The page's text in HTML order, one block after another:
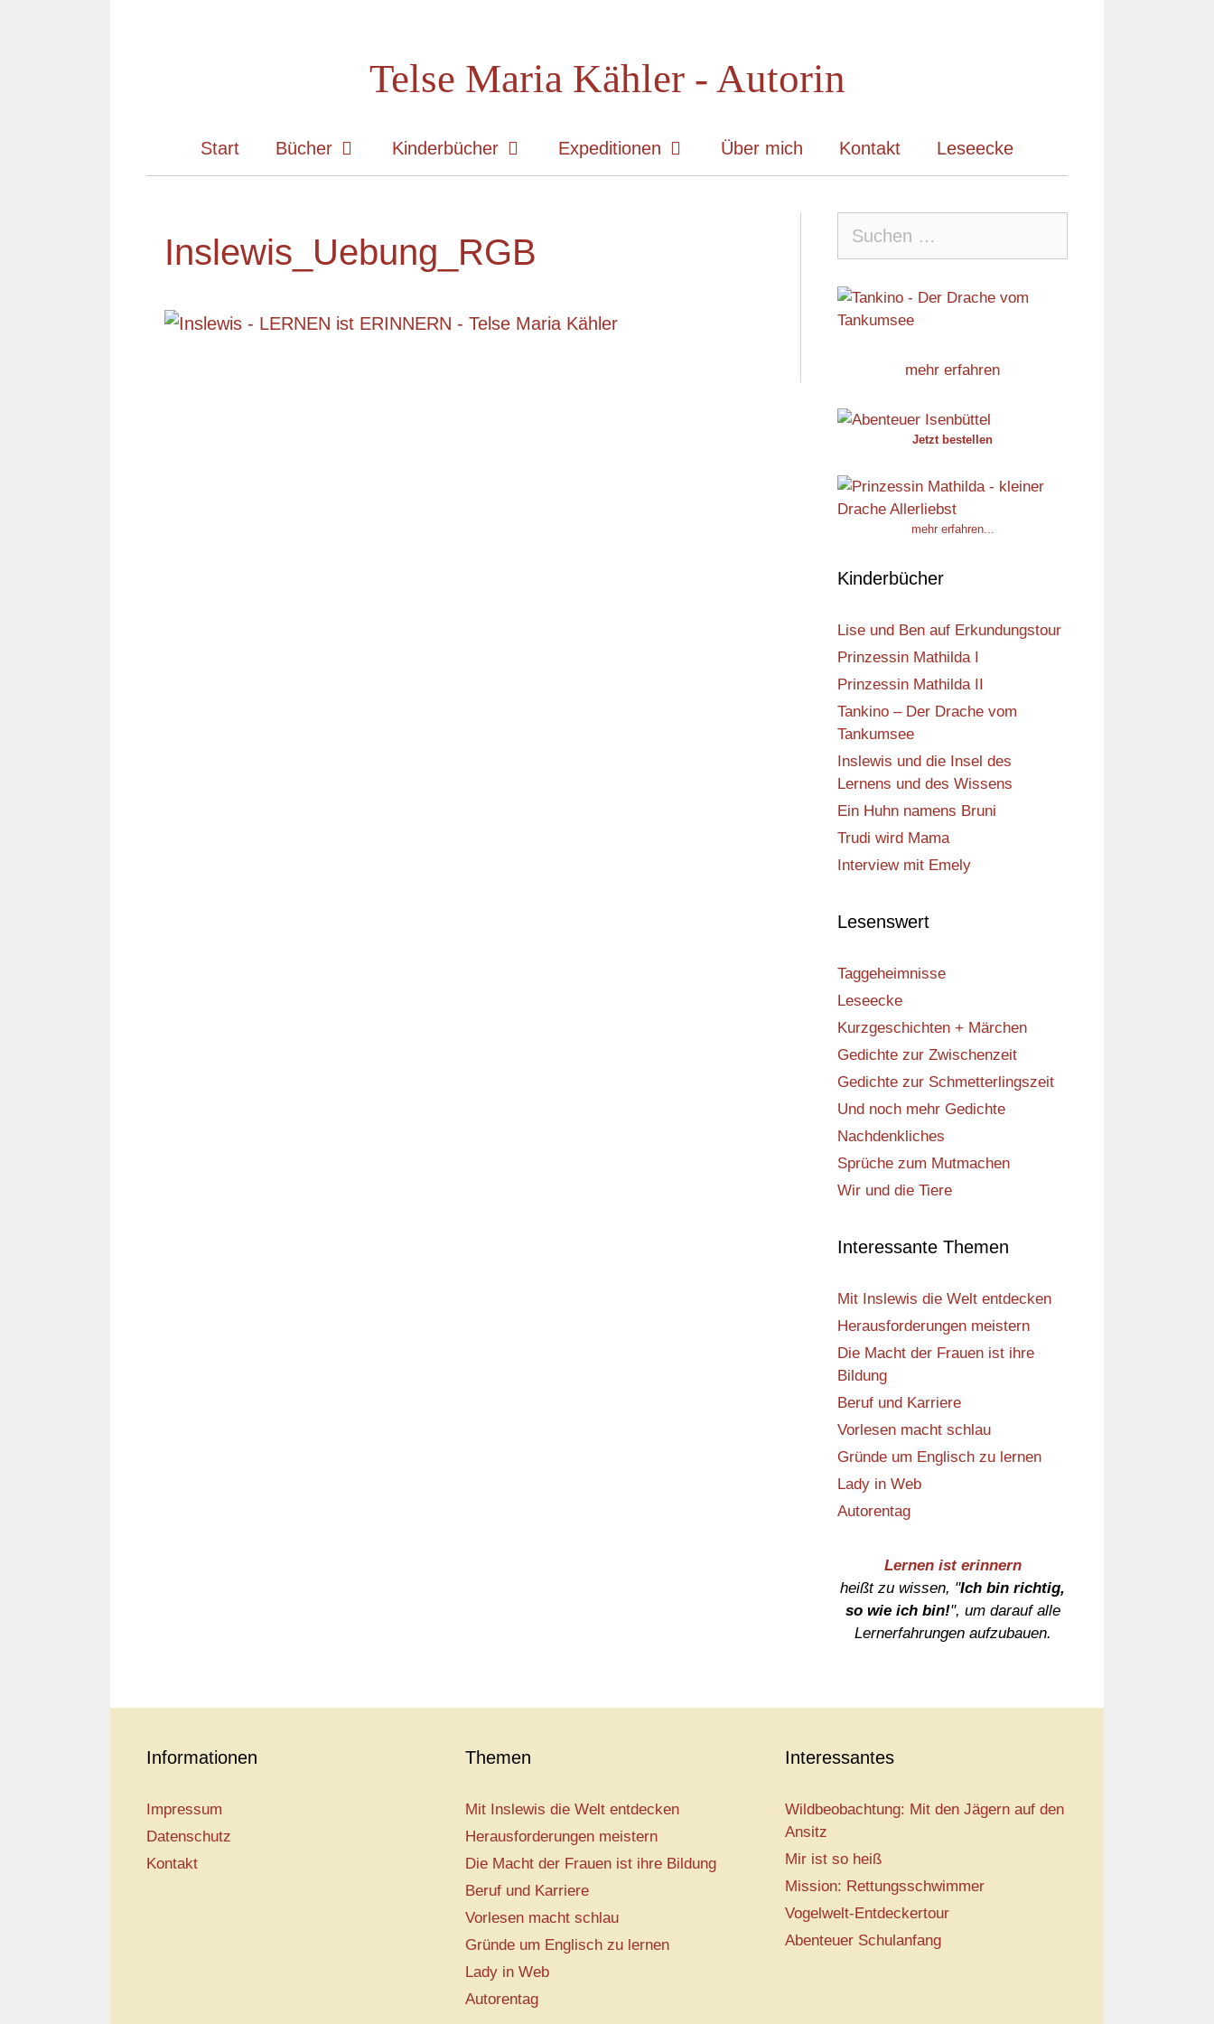
Telse Maria Kähler - Autorin
Start Bücher Kinderbücher Expeditionen Über mich Kontakt Leseecke
Inslewis_Uebung_RGB
nach:
mehr erfahren
Jetzt bestellen
mehr erfahren...
Kinderbücher
Lise und Ben auf Erkundungstour
Prinzessin Mathilda I
Prinzessin Mathilda II
Tankino – Der Drache vom
Tankumsee
Inslewis und die Insel des
Lernens und des Wissens
Ein Huhn namens Bruni
Trudi wird Mama
Interview mit Emely
Lesenswert
Taggeheimnisse
Leseecke
Kurzgeschichten + Märchen
Gedichte zur Zwischenzeit
Gedichte zur Schmetterlingszeit
Und noch mehr Gedichte
Nachdenkliches
Sprüche zum Mutmachen
Wir und die Tiere
Interessante Themen
Mit Inslewis die Welt entdecken
Herausforderungen meistern
Die Macht der Frauen ist ihre
Bildung
Beruf und Karriere
Vorlesen macht schlau
Gründe um Englisch zu lernen
Lady in Web
Autorentag
Lernen ist erinnern
heißt zu wissen, "Ich bin richtig,
so wie ich bin!", um darauf alle
Lernerfahrungen aufzubauen.
Informationen
Impressum
Datenschutz
Kontakt
Themen
Mit Inslewis die Welt entdecken
Herausforderungen meistern
Die Macht der Frauen ist ihre Bildung
Beruf und Karriere
Vorlesen macht schlau
Gründe um Englisch zu lernen
Lady in Web
Autorentag
Interessantes
Wildbeobachtung: Mit den Jägern auf den
Ansitz
Mir ist so heiß
Mission: Rettungsschwimmer
Vogelwelt-Entdeckertour
Abenteuer Schulanfang